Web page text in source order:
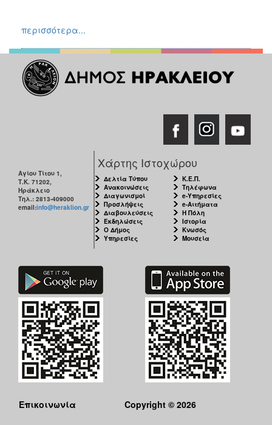
περισσότερα...
Αγίου Τίτου 1,
Τ.Κ. 71202,
Ηράκλειο
Τηλ.: 2813-409000
email:info@heraklion.gr
Χάρτης Ιστοχώρου
Δελτία Τύπου
Ανακοινώσεις
Διαγωνισμοί
Προσλήψεις
Διαβουλεύσεις
Εκδηλώσεις
Ο Δήμος
Υπηρεσίες
Κ.Ε.Π.
Τηλέφωνα
e-Υπηρεσίες
e-Αιτήματα
Η Πόλη
Ιστορία
Κνωσός
Μουσεία
Επικοινωνία
Copyright © 2026